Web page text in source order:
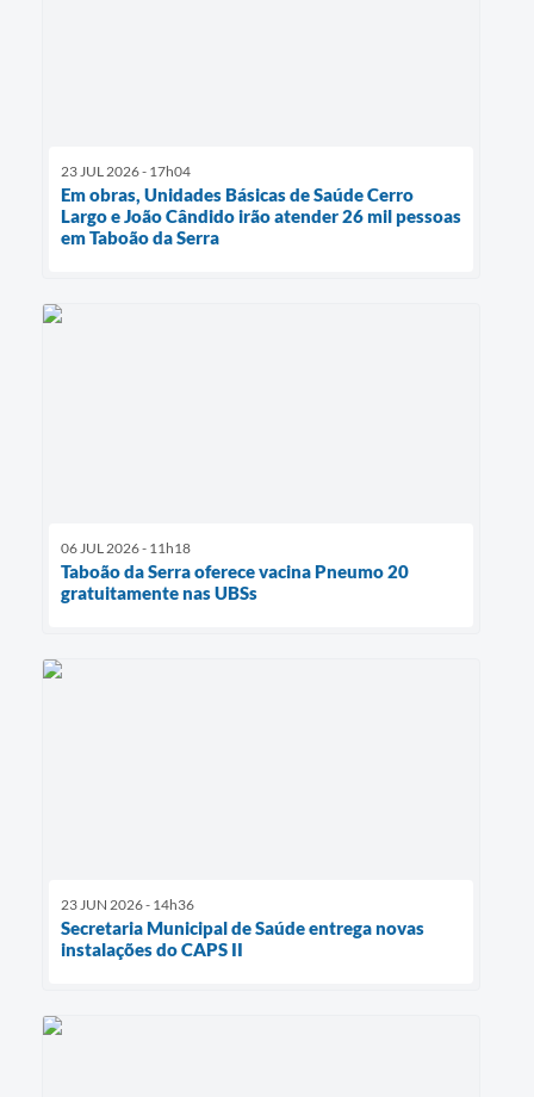
23 JUL 2026 - 17h04
Em obras, Unidades Básicas de Saúde Cerro
Largo e João Cândido irão atender 26 mil pessoas
em Taboão da Serra
06 JUL 2026 - 11h18
Taboão da Serra oferece vacina Pneumo 20
gratuitamente nas UBSs
23 JUN 2026 - 14h36
Secretaria Municipal de Saúde entrega novas
instalações do CAPS II